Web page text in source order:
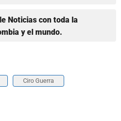
Noticias con toda la
y el mundo.
Ciro Guerra